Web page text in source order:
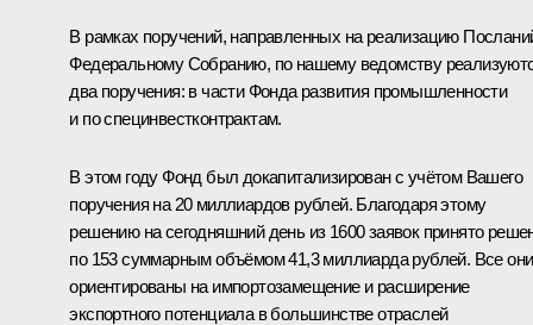
В рамках поручений, направленных на реализацию
Федеральному Собранию, по нашему ведомству
два поручения: в части Фонда развития промышленности
и по специнвестконтрактам.
В этом году Фонд был докапитализирован с учётом Вашего
поручения на 20 миллиардов рублей. Благодаря этому
решению на сегодняшний день из 1600 заявок принято
по 153 суммарным объёмом 41,3 миллиарда рублей. Все они
ориентированы на импортозамещение и расширение
экспортного потенциала в большинстве отраслей